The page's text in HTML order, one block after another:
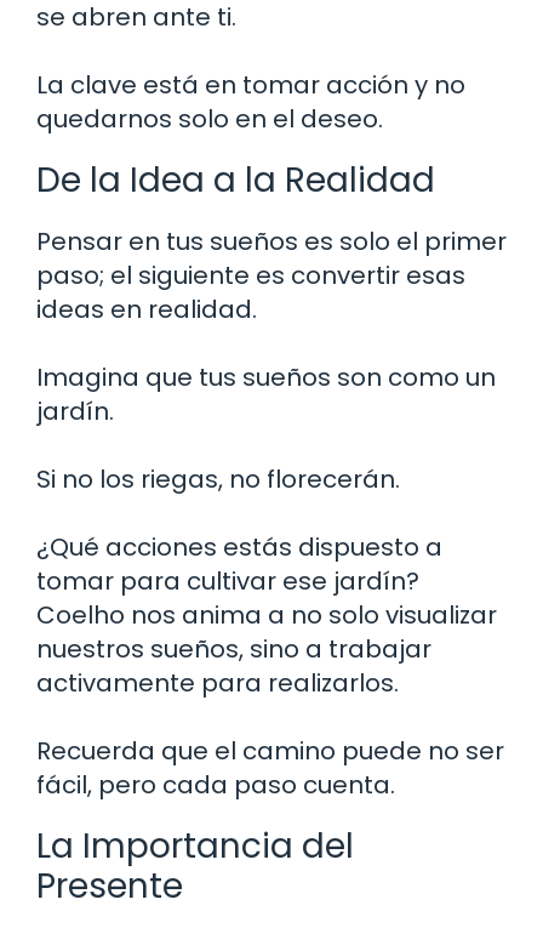
se abren ante ti.
La clave está en tomar acción y no
quedarnos solo en el deseo.
De la Idea a la Realidad
Pensar en tus sueños es solo el primer
paso; el siguiente es convertir esas
ideas en realidad.
Imagina que tus sueños son como un
jardín.
Si no los riegas, no florecerán.
¿Qué acciones estás dispuesto a
tomar para cultivar ese jardín?
Coelho nos anima a no solo visualizar
nuestros sueños, sino a trabajar
activamente para realizarlos.
Recuerda que el camino puede no ser
fácil, pero cada paso cuenta.
La Importancia del
Presente